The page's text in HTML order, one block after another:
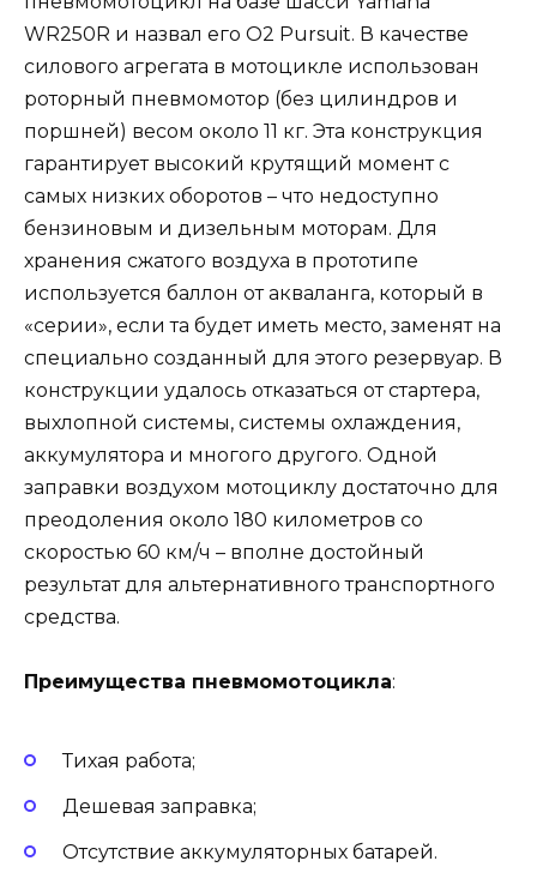
WR250R и назвал его O2 Pursuit. В качестве
силового агрегата в мотоцикле использован
роторный пневмомотор (без цилиндров и
поршней) весом около 11 кг. Эта конструкция
гарантирует высокий крутящий момент с
самых низких оборотов – что недоступно
бензиновым и дизельным моторам. Для
хранения сжатого воздуха в прототипе
используется баллон от акваланга, который в
«серии», если та будет иметь место, заменят на
специально созданный для этого резервуар. В
конструкции удалось отказаться от стартера,
выхлопной системы, системы охлаждения,
аккумулятора и многого другого. Одной
заправки воздухом мотоциклу достаточно для
преодоления около 180 километров со
скоростью 60 км/ч – вполне достойный
результат для альтернативного транспортного
средства.
Преимущества пневмомотоцикла:
Тихая работа;
Дешевая заправка;
Отсутствие аккумуляторных батарей.